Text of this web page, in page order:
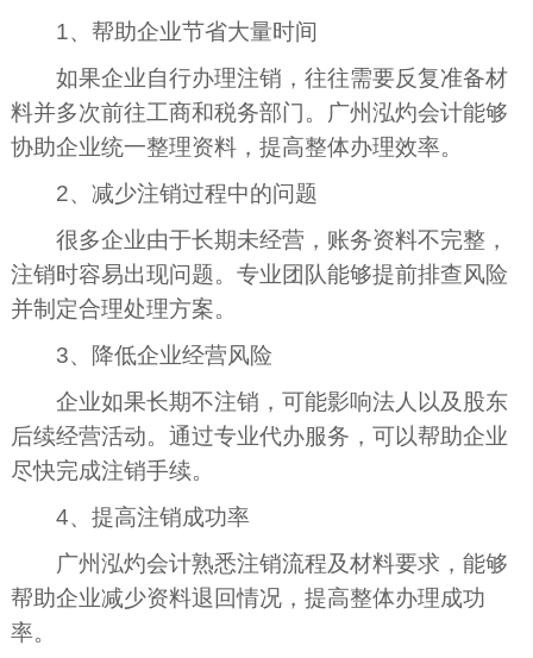
1、帮助企业节省大量时间
如果企业自行办理注销，往往需要反复准备材
料并多次前往工商和税务部门。广州泓灼会计能够
协助企业统一整理资料，提高整体办理效率。
2、减少注销过程中的问题
很多企业由于长期未经营，账务资料不完整，
注销时容易出现问题。专业团队能够提前排查风险
并制定合理处理方案。
3、降低企业经营风险
企业如果长期不注销，可能影响法人以及股东
后续经营活动。通过专业代办服务，可以帮助企业
尽快完成注销手续。
4、提高注销成功率
广州泓灼会计熟悉注销流程及材料要求，能够
帮助企业减少资料退回情况，提高整体办理成功
率。